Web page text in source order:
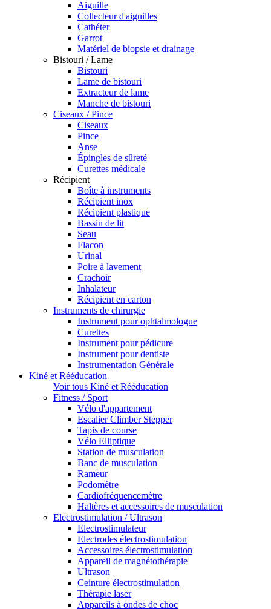
Aiguille
Collecteur d'aiguilles
Cathéter
Garrot
Matériel de biopsie et drainage
Bistouri / Lame
Bistouri
Lame de bistouri
Extracteur de lame
Manche de bistouri
Ciseaux / Pince
Ciseaux
Pince
Anse
Épingles de sûreté
Curettes médicale
Récipient
Boîte à instruments
Récipient inox
Récipient plastique
Bassin de lit
Seau
Flacon
Urinal
Poire à lavement
Crachoir
Inhalateur
Récipient en carton
Instruments de chirurgie
Instrument pour ophtalmologue
Curettes
Instrument pour pédicure
Instrument pour dentiste
Instrumentation Générale
Kiné et Rééducation
Voir tous Kiné et Rééducation
Fitness / Sport
Vélo d'appartement
Escalier Climber Stepper
Tapis de course
Vélo Elliptique
Station de musculation
Banc de musculation
Rameur
Podomètre
Cardiofréquencemètre
Haltères et accessoires de musculation
Electrostimulation / Ultrason
Electrostimulateur
Electrodes électrostimulation
Accessoires électrostimulation
Appareil de magnétothérapie
Ultrason
Ceinture électrostimulation
Thérapie laser
Appareils à ondes de choc